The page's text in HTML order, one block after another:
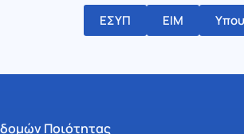
ΕΣΥΠ ΕΙΜ
Ποιότητας